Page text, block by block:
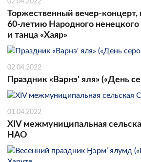
Торжественный вечер-
60-летию Народного ненецкого
и танца «Хаяр»
02.04.2022
Праздник «Варнэ' яля» («День
01.04.2022
XIV межмуниципальная
НАО